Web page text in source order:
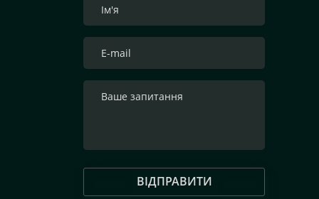
ВІДПРАВИТИ